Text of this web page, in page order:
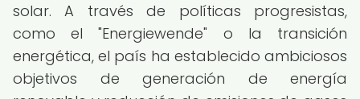
solar. A través de políticas progresistas,
como el "Energiewende" o la transición
energética, el país ha establecido ambiciosos
objetivos de generación de energía